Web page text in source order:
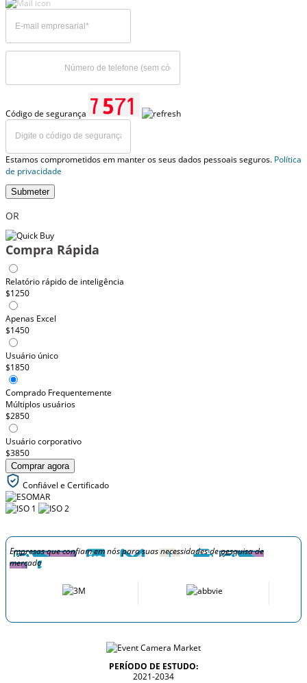
Código de segurança
Estamos comprometidos em manter os seus dados pessoais seguros. Política
de privacidade
Submeter
OR
Compra Rápida
Relatório rápido de inteligência
$1250
Apenas Excel
$1450
Usuário único
$1850
Comprado Frequentemente
Múltiplos usuários
$2850
Usuário corporativo
$3850
Comprar agora
Confiável e Certificado
Empresas que confiam em nós para suas necessidades de pesquisa de
mercado
PERÍODO DE ESTUDO:
2021-2034